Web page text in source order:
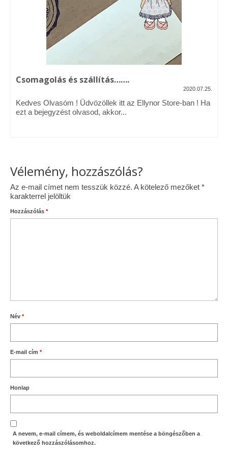
Vásárok, ahol velem is találkozhattál…
Alapanyagok, kellékek
Ellynor története
Adatkezelési tájékoztató
Csomagolás és szállítás…….
2020.07.25.
Kedves Olvasóm ! Üdvözöllek itt az Ellynor Store-ban ! Ha
ezt a bejegyzést olvasod, akkor...
Vélemény, hozzászólás?
Az e-mail címet nem tesszük közzé. A kötelező mezőket *
karakterrel jelöltük
Hozzászólás *
Név *
E-mail cím *
Honlap
A nevem, e-mail címem, és weboldalcímem mentése a böngészőben a
következő hozzászólásomhoz.